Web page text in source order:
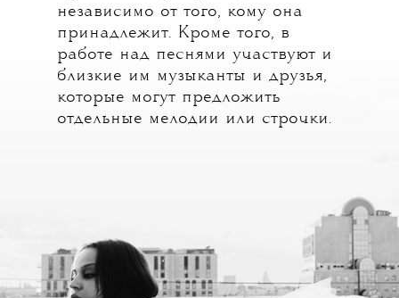
независимо от того, кому она
принадлежит. Кроме того, в
работе над песнями участвуют и
близкие им музыканты и друзья,
которые могут предложить
отдельные мелодии или строчки.